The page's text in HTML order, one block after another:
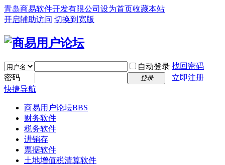
青岛商易软件开发有限公司 设为首页收藏本站
开启辅助访问 切换到宽版
自动登录 找回密码
密码
登录
立即注册
快捷导航
商易用户论坛BBS
财务软件
税务软件
进销存
票据软件
土地增值税清算软件